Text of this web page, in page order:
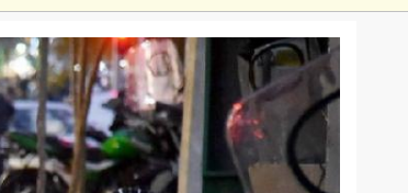
tehran-
34423442-
21.jpg